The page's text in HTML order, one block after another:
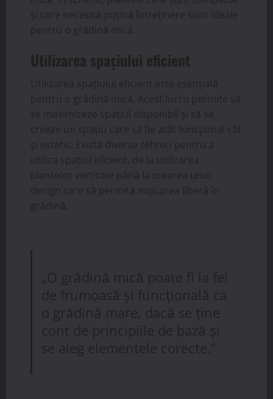
și care necesită puțină întreținere sunt ideale
pentru o grădină mică.
Utilizarea spațiului eficient
Utilizarea spațiului eficient este esențială
pentru o grădină mică. Acest lucru permite să
se maximizeze spațiul disponibil și să se
creeze un spațiu care să fie atât funcțional cât
și estetic. Există diverse tehnici pentru a
utiliza spațiul eficient, de la utilizarea
plantelor verticale până la crearea unui
design care să permită mișcarea liberă în
grădină.
„O grădină mică poate fi la fel
de frumoasă și funcțională ca
o grădină mare, dacă se ține
cont de principiile de bază și
se aleg elementele corecte.”